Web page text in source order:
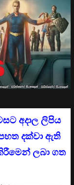
අදාල ලිපිය
දක්වා ඇති
ලබා ගත